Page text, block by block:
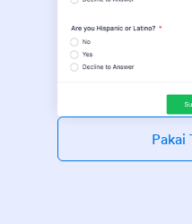
Pakai